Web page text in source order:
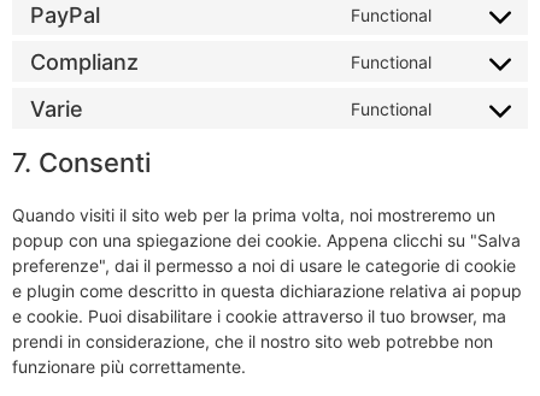
PayPal Functional
Complianz Functional
Varie Functional
7. Consenti
Quando visiti il sito web per la prima volta, noi mostreremo un
popup con una spiegazione dei cookie. Appena clicchi su "Salva
preferenze", dai il permesso a noi di usare le categorie di cookie
e plugin come descritto in questa dichiarazione relativa ai popup
e cookie. Puoi disabilitare i cookie attraverso il tuo browser, ma
prendi in considerazione, che il nostro sito web potrebbe non
funzionare più correttamente.